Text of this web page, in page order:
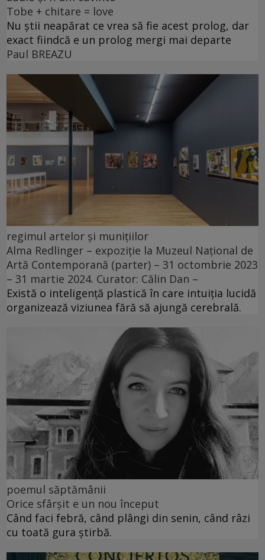
Tobe + chitare = love
Nu știi neapărat ce vrea să fie acest prolog, dar
exact fiindcă e un prolog mergi mai departe
Paul BREAZU
regimul artelor și munițiilor
Alma Redlinger – expoziție la Muzeul Național de
Artă Contemporană (parter) – 31 octombrie 2023
– 31 martie 2024. Curator: Călin Dan –
Există o inteligență plastică în care intuiția lucidă
organizează viziunea fără să ajungă cerebrală.
poemul săptămânii
Orice sfârșit e un nou început
Când faci febră, când plângi din senin, când râzi
cu toată gura știrbă.